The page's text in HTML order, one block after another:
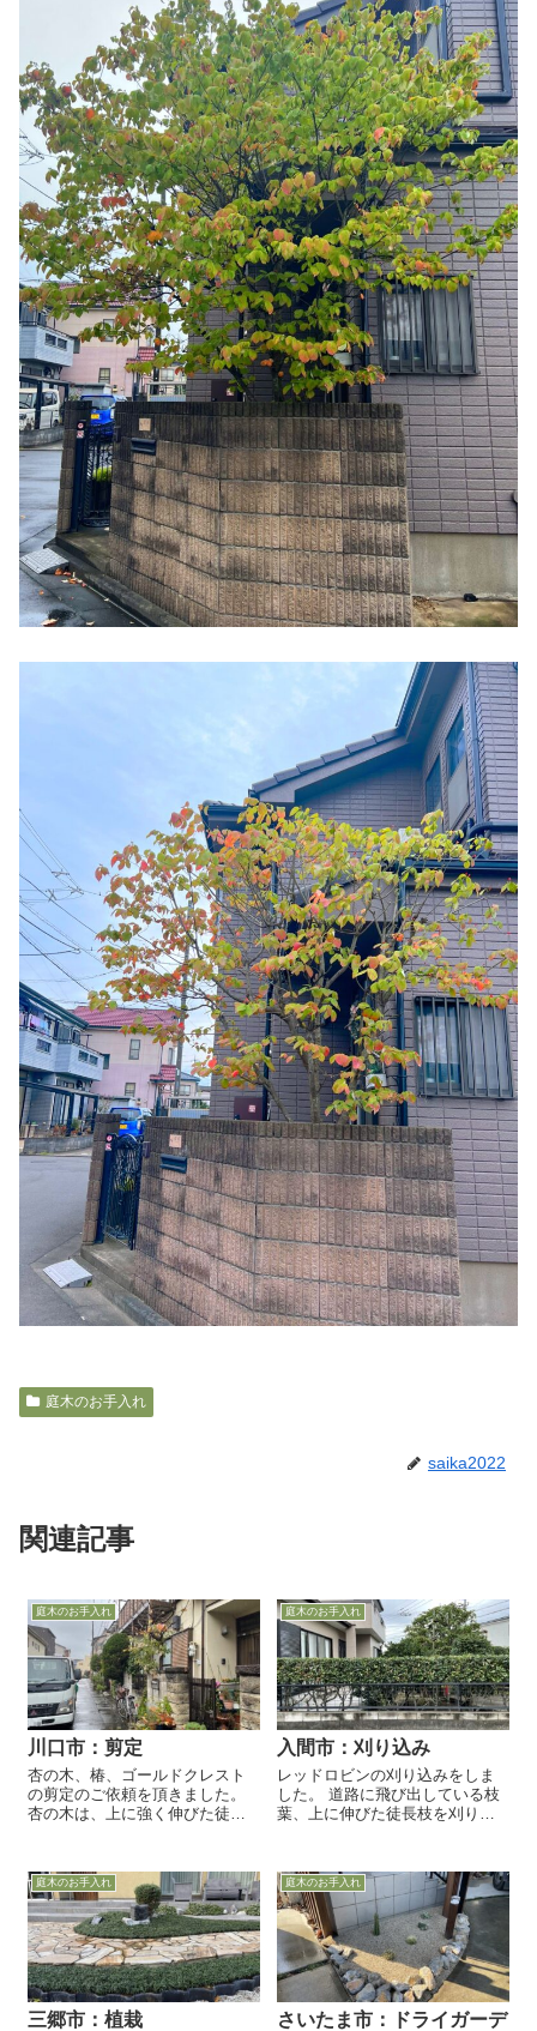
庭木のお手入れ
saika2022
関連記事
庭木のお手入れ
川口市：剪定
杏の木、椿、ゴールドクレスト
の剪定のご依頼を頂きました。
杏の木は、上に強く伸びた徒長
し剪定とは、樹形を小さくした
り、一定の大きさを維持するた
め...
庭木のお手入れ
入間市：刈り込み
レッドロビンの刈り込みをしま
した。 道路に飛び出している枝
葉、上に伸びた徒長枝を刈り込
ッキリと落とします。
庭木のお手入れ
三郷市：植栽
庭木のお手入れ
さいたま市：ドライガーデ